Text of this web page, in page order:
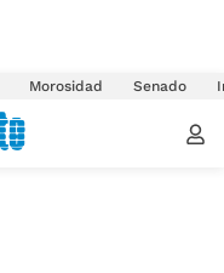
Morosidad Senado